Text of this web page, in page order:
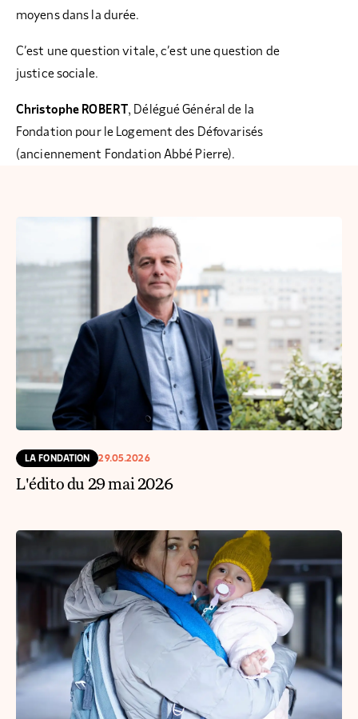
moyens dans la durée.
C’est une question vitale, c’est une question de
justice sociale.
Christophe ROBERT, Délégué Général de la
Fondation pour le Logement des Défovarisés
(anciennement Fondation Abbé Pierre).
LA FONDATION 29.05.2026
L'édito du 29 mai 2026